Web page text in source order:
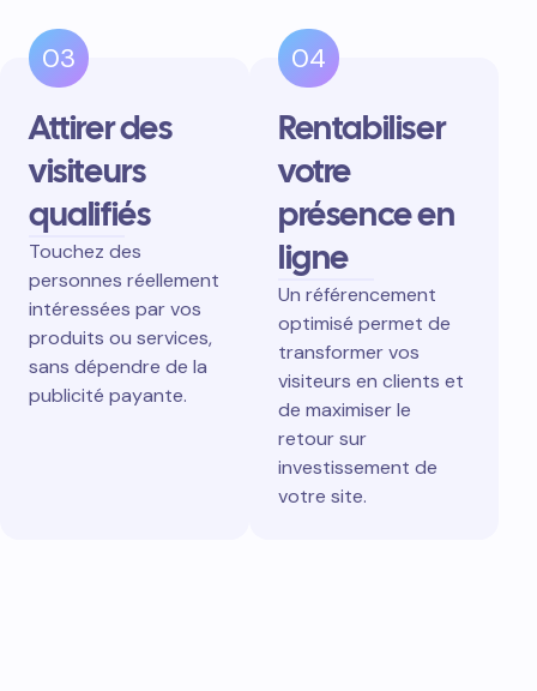
03
Attirer des
visiteurs
qualifiés
Touchez des
personnes réellement
intéressées par vos
produits ou services,
sans dépendre de la
publicité payante.
04
Rentabiliser
votre
présence en
ligne
Un référencement
optimisé permet de
transformer vos
visiteurs en clients et
de maximiser le
retour sur
investissement de
votre site.